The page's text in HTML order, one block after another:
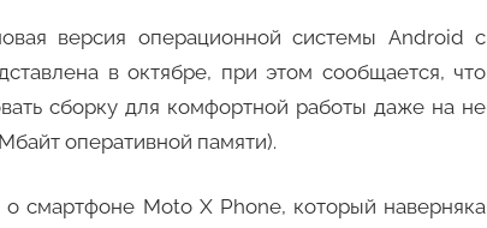
версия операционной системы Android с
в октябре, при этом сообщается, что
сборку для комфортной работы даже на не
оперативной памяти).
смартфоне Moto X Phone, который наверняка